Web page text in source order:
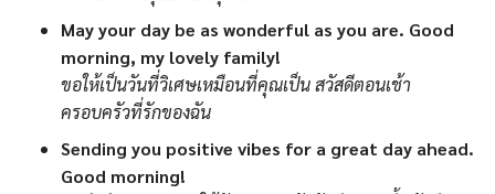
May your day be as wonderful as you are. Good
morning, my lovely family!
ขอให้เป็นวันที่วิเศษเหมือนที่คุณเป็น สวัสดีตอนเช้า
ครอบครัวที่รักของฉัน
Sending you positive vibes for a great day ahead.
Good morning!